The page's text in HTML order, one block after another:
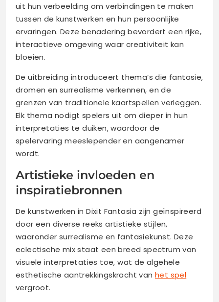
uit hun verbeelding om verbindingen te maken
tussen de kunstwerken en hun persoonlijke
ervaringen. Deze benadering bevordert een rijke,
interactieve omgeving waar creativiteit kan
bloeien.
De uitbreiding introduceert thema’s die fantasie,
dromen en surrealisme verkennen, en de
grenzen van traditionele kaartspellen verleggen.
Elk thema nodigt spelers uit om dieper in hun
interpretaties te duiken, waardoor de
spelervaring meeslepender en aangenamer
wordt.
Artistieke invloeden en
inspiratiebronnen
De kunstwerken in Dixit Fantasia zijn geïnspireerd
door een diverse reeks artistieke stijlen,
waaronder surrealisme en fantasiekunst. Deze
eclectische mix staat een breed spectrum van
visuele interpretaties toe, wat de algehele
esthetische aantrekkingskracht van het spel
vergroot.